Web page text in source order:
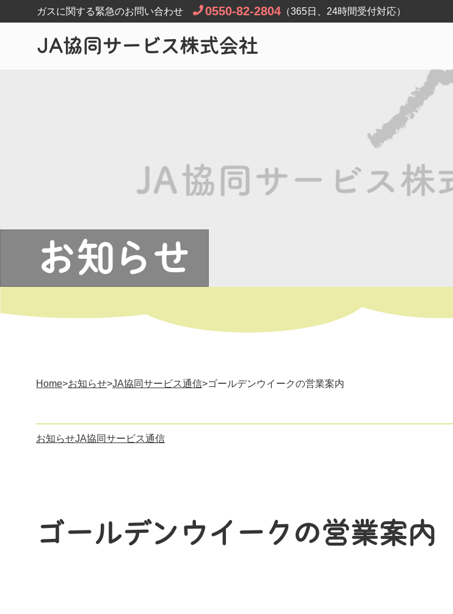
ガスに関する緊急のお問い合わせ 0550-82-2804 （365日、24時間受付対応）
JA協同サービス株式会社
お知らせ
Home>お知らせ>JA協同サービス通信>ゴールデンウイークの営業案内
お知らせJA協同サービス通信
ゴールデンウイークの営業案内